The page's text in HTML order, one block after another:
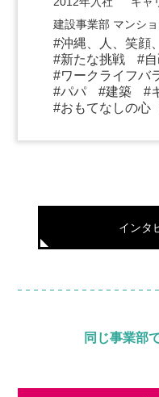
建設事業部 マンシ
沖縄、人、笑顔
新たな挑戦
ワークライフバ
パパ
建築
おもてなしの心
インタ
同じ事業部